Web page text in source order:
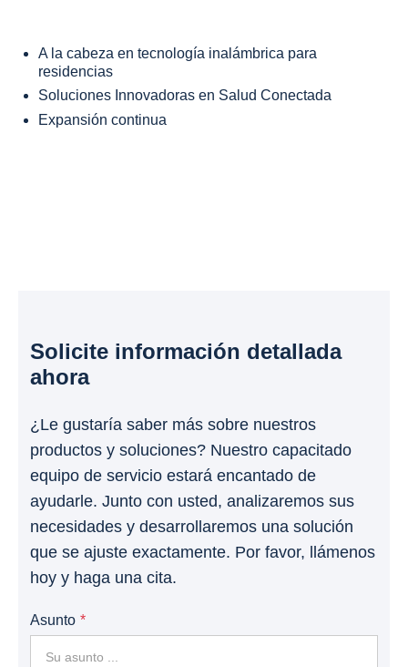
A la cabeza en tecnología inalámbrica para
residencias
Soluciones Innovadoras en Salud Conectada
Expansión continua
Solicite información detallada
ahora
¿Le gustaría saber más sobre nuestros
productos y soluciones? Nuestro capacitado
equipo de servicio estará encantado de
ayudarle. Junto con usted, analizaremos sus
necesidades y desarrollaremos una solución
que se ajuste exactamente. Por favor, llámenos
hoy y haga una cita.
Asunto